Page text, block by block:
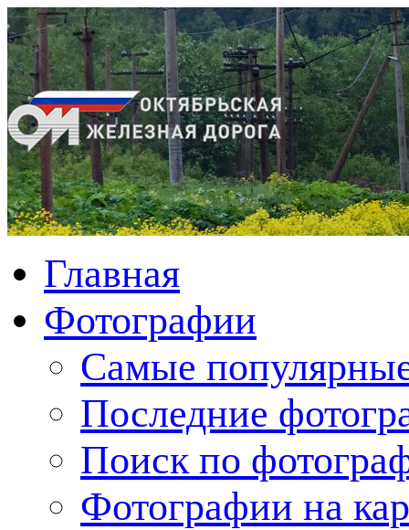
Главная
Фотографии
Cамые
Последние
Поиск по
Фотографии на